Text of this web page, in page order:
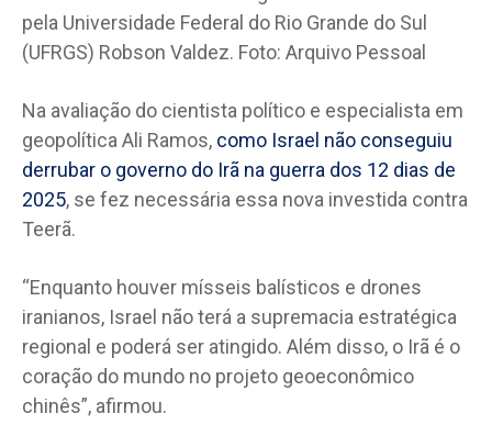
pela Universidade Federal do Rio Grande do Sul
(UFRGS) Robson Valdez. Foto: Arquivo Pessoal
Na avaliação do cientista político e especialista em
geopolítica Ali Ramos, como Israel não conseguiu
derrubar o governo do Irã na guerra dos 12 dias de
2025, se fez necessária essa nova investida contra
Teerã.
“Enquanto houver mísseis balísticos e drones
iranianos, Israel não terá a supremacia estratégica
regional e poderá ser atingido. Além disso, o Irã é o
coração do mundo no projeto geoeconômico
chinês”, afirmou.